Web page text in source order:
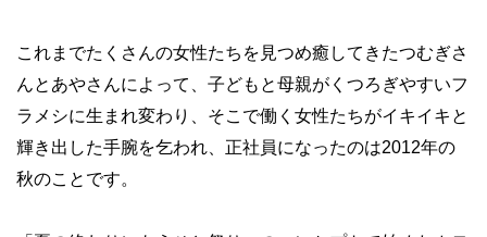
これまでたくさんの女性たちを見つめ癒してきたつむぎさ
んとあやさんによって、子どもと母親がくつろぎやすいフ
ラメシに生まれ変わり、そこで働く女性たちがイキイキと
輝き出した手腕を乞われ、正社員になったのは2012年の
秋のことです。